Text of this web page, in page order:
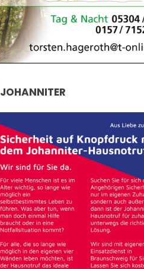
JOHANNITER